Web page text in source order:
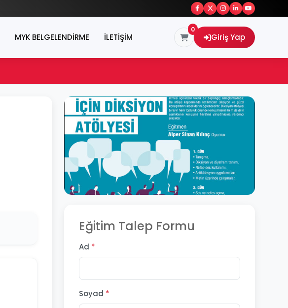
MYK BELGELENDİRME İLETİŞİM
0
Giriş Yap
Eğitim Talep Formu
Ad *
Soyad *